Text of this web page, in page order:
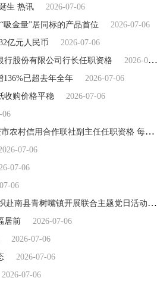
生 热讯
2026-07-06
吸金量”居同标的产品首位
2026-07-06
亿元人民币
2026-07-06
行股份有限公司行长任职资格
2026-07-06
136%已超去年全年
2026-07-06
收购价格平稳
2026-07-06
06
国家金融监督管理总局牡丹江监管分局核准高海鑫宁安市农村信用合作联社副主任任职资格 每日消息
07-06
07-06
06
党建引领聚合力 情系基层惠民生 ——多家省级社会组织赴南县青树嘴镇开展联合主题党日活动
居前
2026-07-06
2026-07-06
2026-07-06
2026-07-06